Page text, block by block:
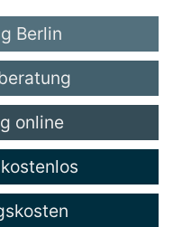
Berlin
online